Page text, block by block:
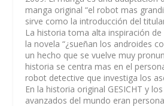
manga original “el robot mas
sirve como la introducción del
La historia toma alta inspiración de
la novela “¿sueñan los androides
un hecho que se vuelve muy
historia se centra mas en el
robot detective que investiga los
En la historia original GESICHT y
avanzados del mundo eran